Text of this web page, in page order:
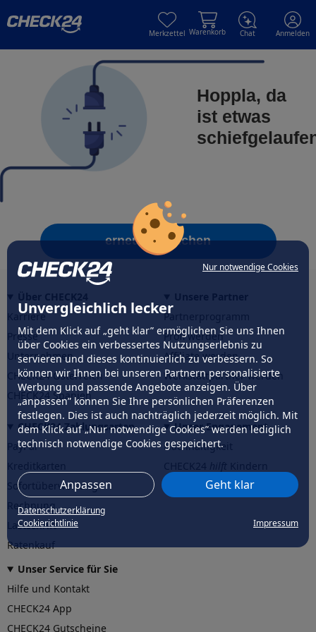
Nur notwendige Cookies
Unvergleichlich lecker
Mit dem Klick auf „geht klar” ermöglichen Sie uns Ihnen
über Cookies ein verbessertes Nutzungserlebnis zu
servieren und dieses kontinuierlich zu verbessern. So
können wir Ihnen bei unseren Partnern personalisierte
Werbung und passende Angebote anzeigen. Über
„anpassen” können Sie Ihre persönlichen Präferenzen
festlegen. Dies ist auch nachträglich jederzeit möglich. Mit
dem Klick auf „Nur notwendige Cookies” werden lediglich
technisch notwendige Cookies gespeichert.
Anpassen Geht klar
Datenschutzerklärung
Cookierichtlinie
Impressum
Merkzettel Warenkorb Chat Anmelden
Hoppla, da
ist etwas
erneut versuchen
Karriere
Presse
Unternehmen
CHECK24 Österreich
CHECK24 Spanien
Partnerprogramm
Profi werden
Affiliate werden
Werkstattpartner werden
CHECK24 Zahlungsarten
PayPal
Sofortüberweisung
Rechnung
Lastschrift
Ratenkauf
Unser Engagement
Nachhaltigkeit
CHECK24hilftder Natur
Unser Service für Sie
Hilfe und Kontakt
CHECK24 App
CHECK24 Gutscheine